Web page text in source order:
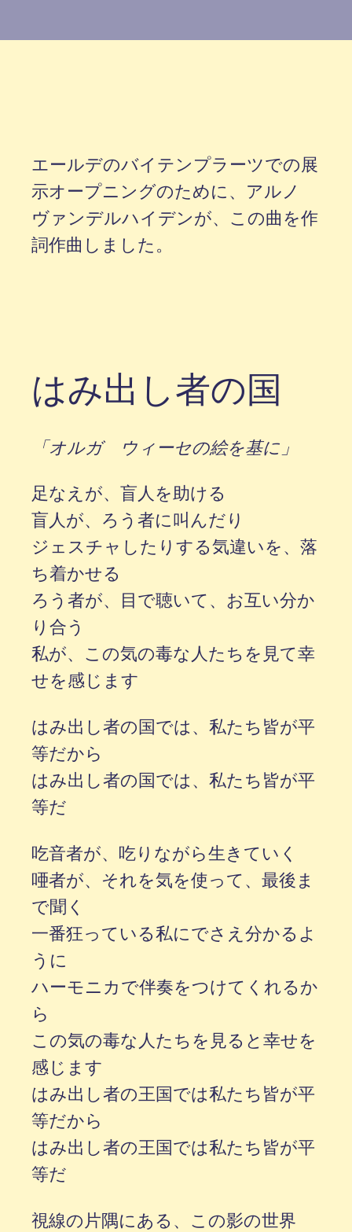
エールデのバイテンプラーツでの展
示オープニングのために、アルノ
ヴァンデルハイデンが、この曲を作
詞作曲しました。
はみ出し者の国
「オルガ ウィーセの絵を基に」
足なえが、盲人を助ける
盲人が、ろう者に叫んだり
ジェスチャしたりする気違いを、落
ち着かせる
ろう者が、目で聴いて、お互い分か
り合う
私が、この気の毒な人たちを見て幸
せを感じます
はみ出し者の国では、私たち皆が平
等だから
はみ出し者の国では、私たち皆が平
等だ
吃音者が、吃りながら生きていく
唖者が、それを気を使って、最後ま
で聞く
一番狂っている私にでさえ分かるよ
うに
ハーモニカで伴奏をつけてくれるか
ら
この気の毒な人たちを見ると幸せを
感じます
はみ出し者の王国では私たち皆が平
等だから
はみ出し者の王国では私たち皆が平
等だ
視線の片隅にある、この影の世界